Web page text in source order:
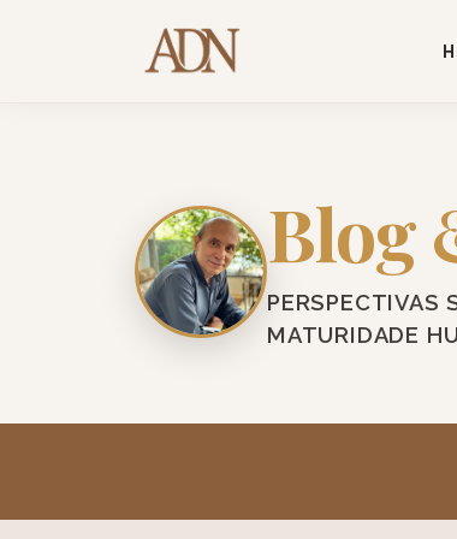
Blog
PERSPECTIVAS
MATURIDADE